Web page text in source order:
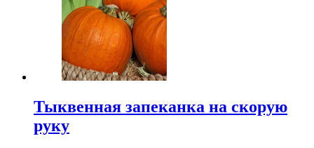
Тыквенная запеканка на скорую
руку